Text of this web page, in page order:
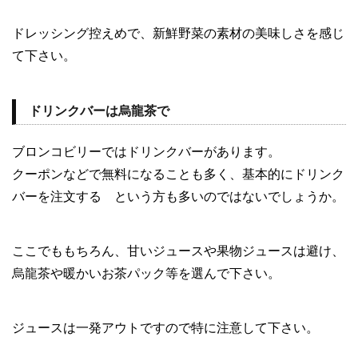
ドレッシング控えめで、新鮮野菜の素材の美味しさを感じ
て下さい。
ドリンクバーは烏龍茶で
ブロンコビリーではドリンクバーがあります。
クーポンなどで無料になることも多く、基本的にドリンク
バーを注文する という方も多いのではないでしょうか。
ここでももちろん、甘いジュースや果物ジュースは避け、
烏龍茶や暖かいお茶パック等を選んで下さい。
ジュースは一発アウトですので特に注意して下さい。